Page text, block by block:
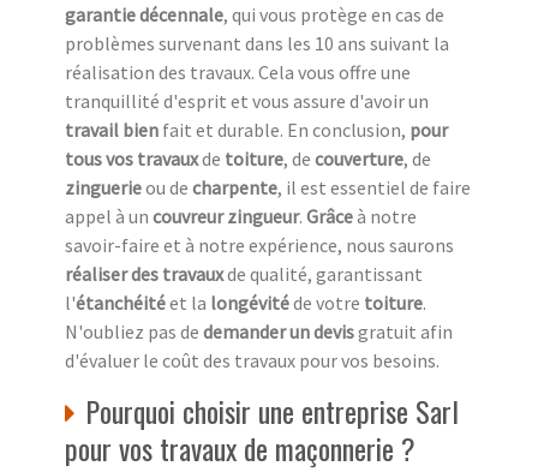
garantie décennale, qui vous protège en cas de
problèmes survenant dans les 10 ans suivant la
réalisation des travaux. Cela vous offre une
tranquillité d'esprit et vous assure d'avoir un
travail bien fait et durable. En conclusion, pour
tous vos travauxde toiture, de couverture, de
zinguerieou de charpente, il est essentiel de faire
appel à un couvreur zingueur. Grâceà notre
savoir-faire et à notre expérience, nous saurons
réaliser des travauxde qualité, garantissant
l'étanchéitéet la longévitéde votre toiture.
N'oubliez pas de demander un devisgratuit afin
d'évaluer le coût des travaux pour vos besoins.
Pourquoi choisir une entreprise Sarl
pour vos travaux de maçonnerie ?